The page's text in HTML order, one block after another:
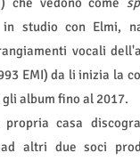
studio con Elmi,
vocali
EMI) da li inizia la
album fino al 2017.
casa
altri due soci